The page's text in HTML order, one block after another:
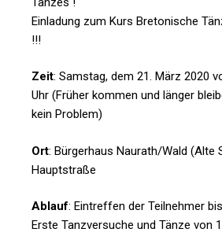
Einladung zum Kurs Bretonische
!!!
Zeit: Samstag, dem 21. März 2020
Uhr (Früher kommen und länger
kein Problem)
Ort: Bürgerhaus Naurath/Wald (Alte
Hauptstraße
Ablauf: Eintreffen der Teilnehmer
Erste Tanzversuche und Tänze von